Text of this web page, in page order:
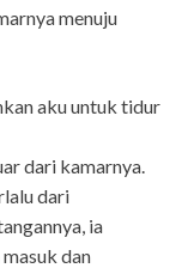
menuju
aku untuk tidur
dari kamarnya.
dari
ia
dan